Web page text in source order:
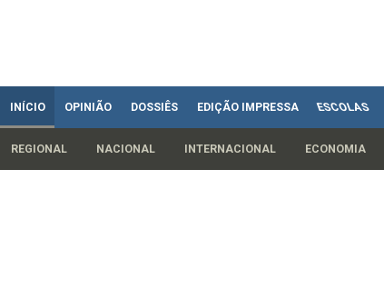
INÍCIO OPINIÃO DOSSIÊS EDIÇÃO IMPRESSA ESCOLAS
REGIONAL NACIONAL INTERNACIONAL ECONOMIA